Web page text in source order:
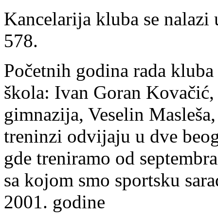
Kancelarija kluba se
578.
Početnih godina rada
škola: Ivan Goran
gimnazija, Veselin
treninzi odvijaju u dve
gde treniramo od
sa kojom smo sportsku
2001. godine